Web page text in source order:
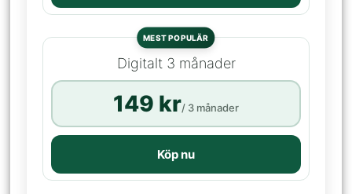
MEST POPULÄR
Digitalt 3 månader
149 kr/ 3 månader
Köp nu